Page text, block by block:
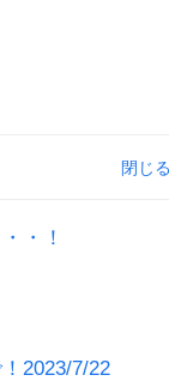
・！
2023/7/22